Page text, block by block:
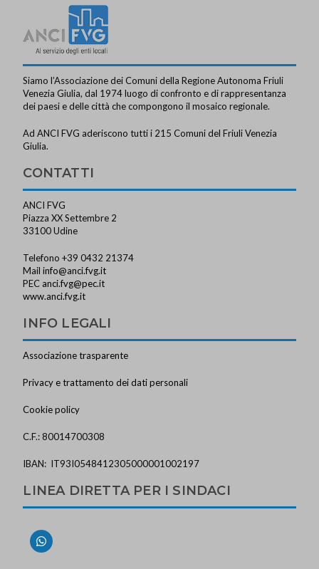
Siamo l’Associazione dei Comuni della Regione Autonoma Friuli
Venezia Giulia, dal 1974 luogo di confronto e di rappresentanza
dei paesi e delle città che compongono il mosaico regionale.
Ad ANCI FVG aderiscono tutti i 215 Comuni del Friuli Venezia
Giulia.
CONTATTI
ANCI FVG
Piazza XX Settembre 2
33100 Udine
Telefono +39 0432 21374
Mailinfo@anci.fvg.it
PEC anci.fvg@pec.it
www.anci.fvg.it
INFO LEGALI
Associazione trasparente
Privacy e trattamento dei dati personali
Cookie policy
C.F.: 80014700308
IBAN: IT93I0548412305000001002197
LINEA DIRETTA PER I SINDACI